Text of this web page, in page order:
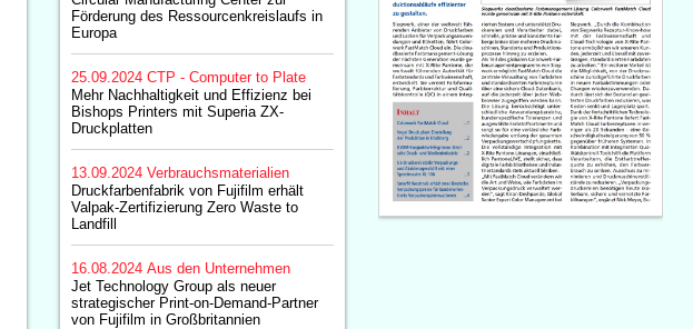
Förderung des Ressourcenkreislaufs in
Europa
25.09.2024 CTP - Computer to Plate
Mehr Nachhaltigkeit und Effizienz bei
Bishops Printers mit Superia ZX-
Druckplatten
13.09.2024 Verbrauchsmaterialien
Druckfarbenfabrik von Fujifilm erhält
Valpak-Zertifizierung Zero Waste to
Landfill
16.08.2024 Aus den Unternehmen
Jet Technology Group als neuer
strategischer Print-on-Demand-Partner
von Fujifilm in Großbritannien